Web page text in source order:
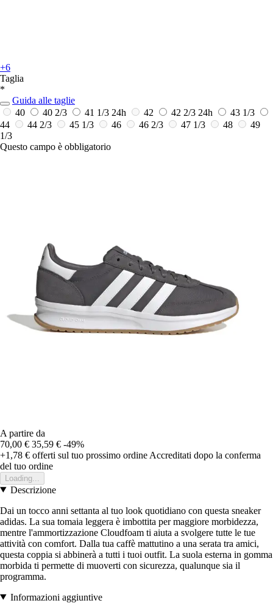
+6
Taglia
*
Guida alle taglie
40
40 2/3 41 1/3 24h 42 42 2/3 24h
43 1/3
44
44 2/3 45 1/3 46 46 2/3 47 1/3 48
49
1/3
Questo campo è obbligatorio
A partire da
70,00 € 35,59 € -49%
+1,78 € offerti sul tuo prossimo ordine Accreditati dopo la conferma
del tuo ordine
Loading...
Descrizione
Dai un tocco anni settanta al tuo look quotidiano con questa sneaker
adidas. La sua tomaia leggera è imbottita per maggiore morbidezza,
mentre l'ammortizzazione Cloudfoam ti aiuta a svolgere tutte le tue
attività con comfort. Dalla tua caffè mattutino a una serata tra amici,
questa coppia si abbinerà a tutti i tuoi outfit. La suola esterna in gomma
morbida ti permette di muoverti con sicurezza, qualunque sia il
programma.
Informazioni aggiuntive